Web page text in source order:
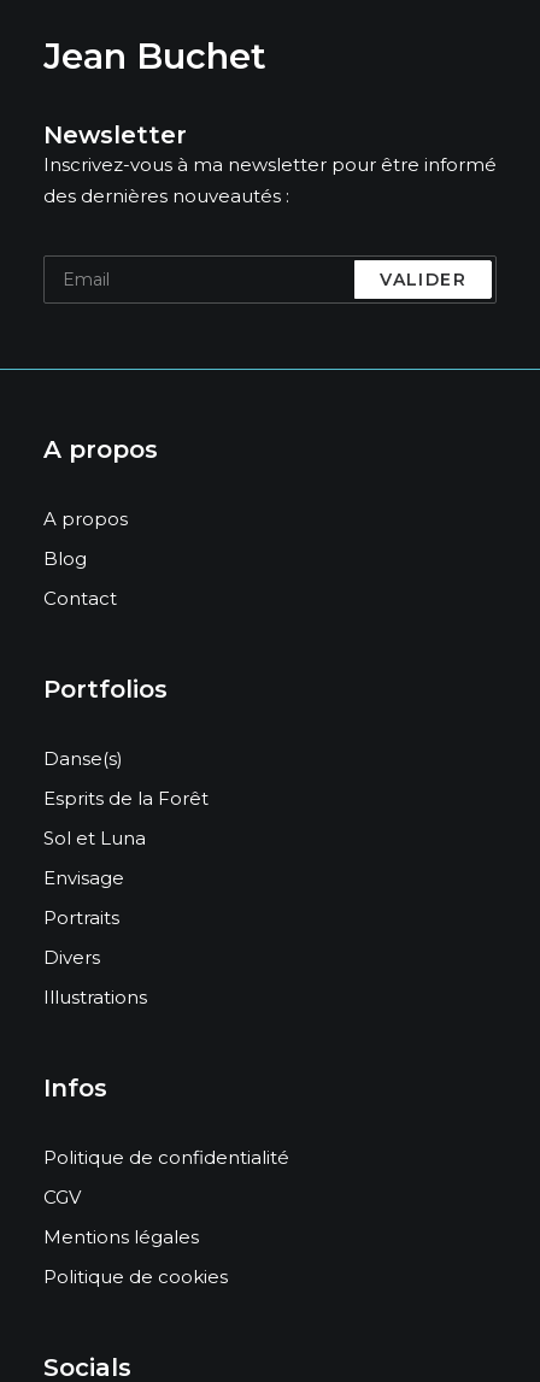
Jean Buchet
Newsletter
Inscrivez-vous à ma newsletter pour être informé
des dernières nouveautés :
A propos
A propos
Blog
Contact
Portfolios
Danse(s)
Esprits de la Forêt
Sol et Luna
Envisage
Portraits
Divers
Illustrations
Infos
Politique de confidentialité
CGV
Mentions légales
Politique de cookies
Socials